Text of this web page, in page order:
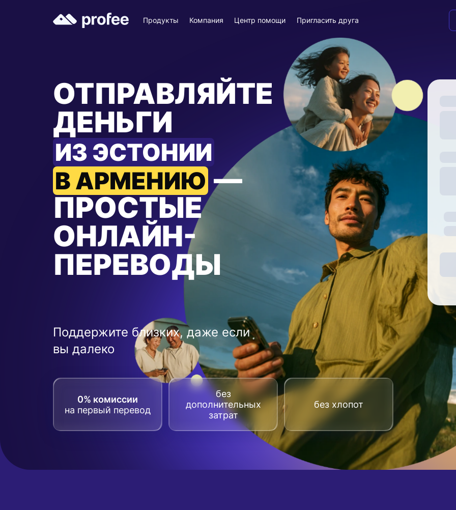
Продукты Компания Центр помощи Пригласить друга
ОТПРАВЛЯЙТЕ
ДЕНЬГИ
ИЗ ЭСТОНИИ
В АРМЕНИЮ —
ПРОСТЫЕ
ОНЛАЙН-
ПЕРЕВОДЫ
Поддержите близких, даже если
вы далеко
0% комиссии
на первый перевод
без
дополнительных
затрат
без хлопот